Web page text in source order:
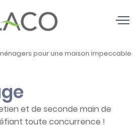
pour une maison impeccable
et de seconde main de
toute concurrence !